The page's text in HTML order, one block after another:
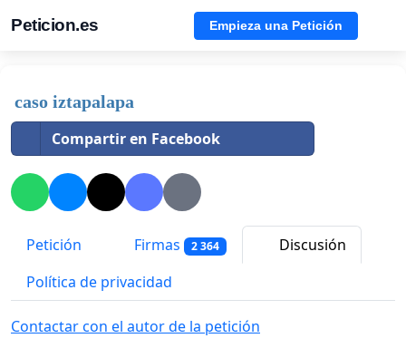
Peticion.es Empieza una Petición
caso iztapalapa
Compartir en Facebook
Petición Firmas 2 364
Discusión
Política de privacidad
Contactar con el autor de la petición